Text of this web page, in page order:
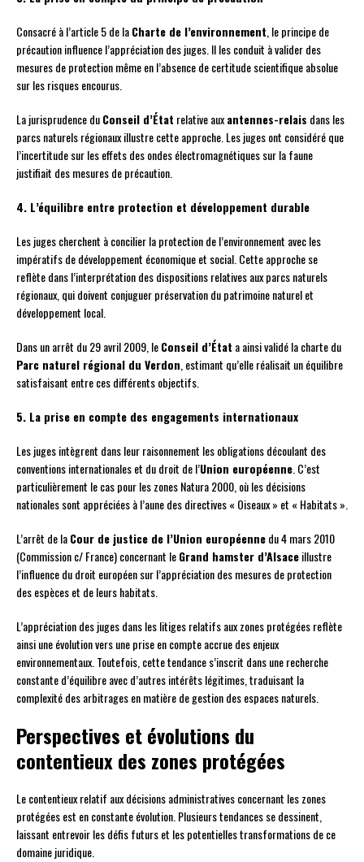
Consacré à l’article 5 de laCharte de l’environnement , le principe de
précaution influence l’appréciation des juges. Il les conduit à valider des
mesures de protection même en l’absence de certitude scientifique absolue
sur les risques encourus.
La jurisprudence duConseil d’État relative auxantennes-relais dans les
parcs naturels régionaux illustre cette approche. Les juges ont considéré que
l’incertitude sur les effets des ondes électromagnétiques sur la faune
justifiait des mesures de précaution.
4. L’équilibre entre protection et développement durable
Les juges cherchent à concilier la protection de l’environnement avec les
impératifs de développement économique et social. Cette approche se
reflète dans l’interprétation des dispositions relatives aux parcs naturels
régionaux, qui doivent conjuguer préservation du patrimoine naturel et
développement local.
Dans un arrêt du 29 avril 2009, leConseil d’État a ainsi validé la charte du
Parc naturel régional du Verdon , estimant qu’elle réalisait un équilibre
satisfaisant entre ces différents objectifs.
5. La prise en compte des engagements internationaux
Les juges intègrent dans leur raisonnement les obligations découlant des
conventions internationales et du droit de l’Union européenne . C’est
particulièrement le cas pour les zones Natura 2000, où les décisions
nationales sont appréciées à l’aune des directives « Oiseaux » et « Habitats ».
L’arrêt de laCour de justice de l’Union européennedu 4 mars 2010
(Commission c/ France) concernant leGrand hamster d’Alsaceillustre
l’influence du droit européen sur l’appréciation des mesures de protection
des espèces et de leurs habitats.
L’appréciation des juges dans les litiges relatifs aux zones protégées reflète
ainsi une évolution vers une prise en compte accrue des enjeux
environnementaux. Toutefois, cette tendance s’inscrit dans une recherche
constante d’équilibre avec d’autres intérêts légitimes, traduisant la
complexité des arbitrages en matière de gestion des espaces naturels.
Perspectives et évolutions du
contentieux des zones protégées
Le contentieux relatif aux décisions administratives concernant les zones
protégées est en constante évolution. Plusieurs tendances se dessinent,
laissant entrevoir les défis futurs et les potentielles transformations de ce
domaine juridique.